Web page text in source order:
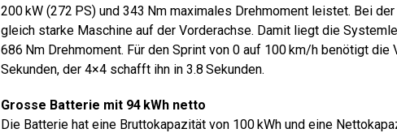
200 kW (272 PS) und 343 Nm maximales Drehmoment leistet. Bei
gleich starke Maschine auf der Vorderachse. Damit liegt die
686 Nm Drehmoment. Für den Sprint von 0 auf 100 km/h benötigt die
Sekunden, der 4×4 schafft ihn in 3.8 Sekunden.
Grosse Batterie mit 94 kWh netto
Die Batterie hat eine Bruttokapazität von 100 kWh und eine